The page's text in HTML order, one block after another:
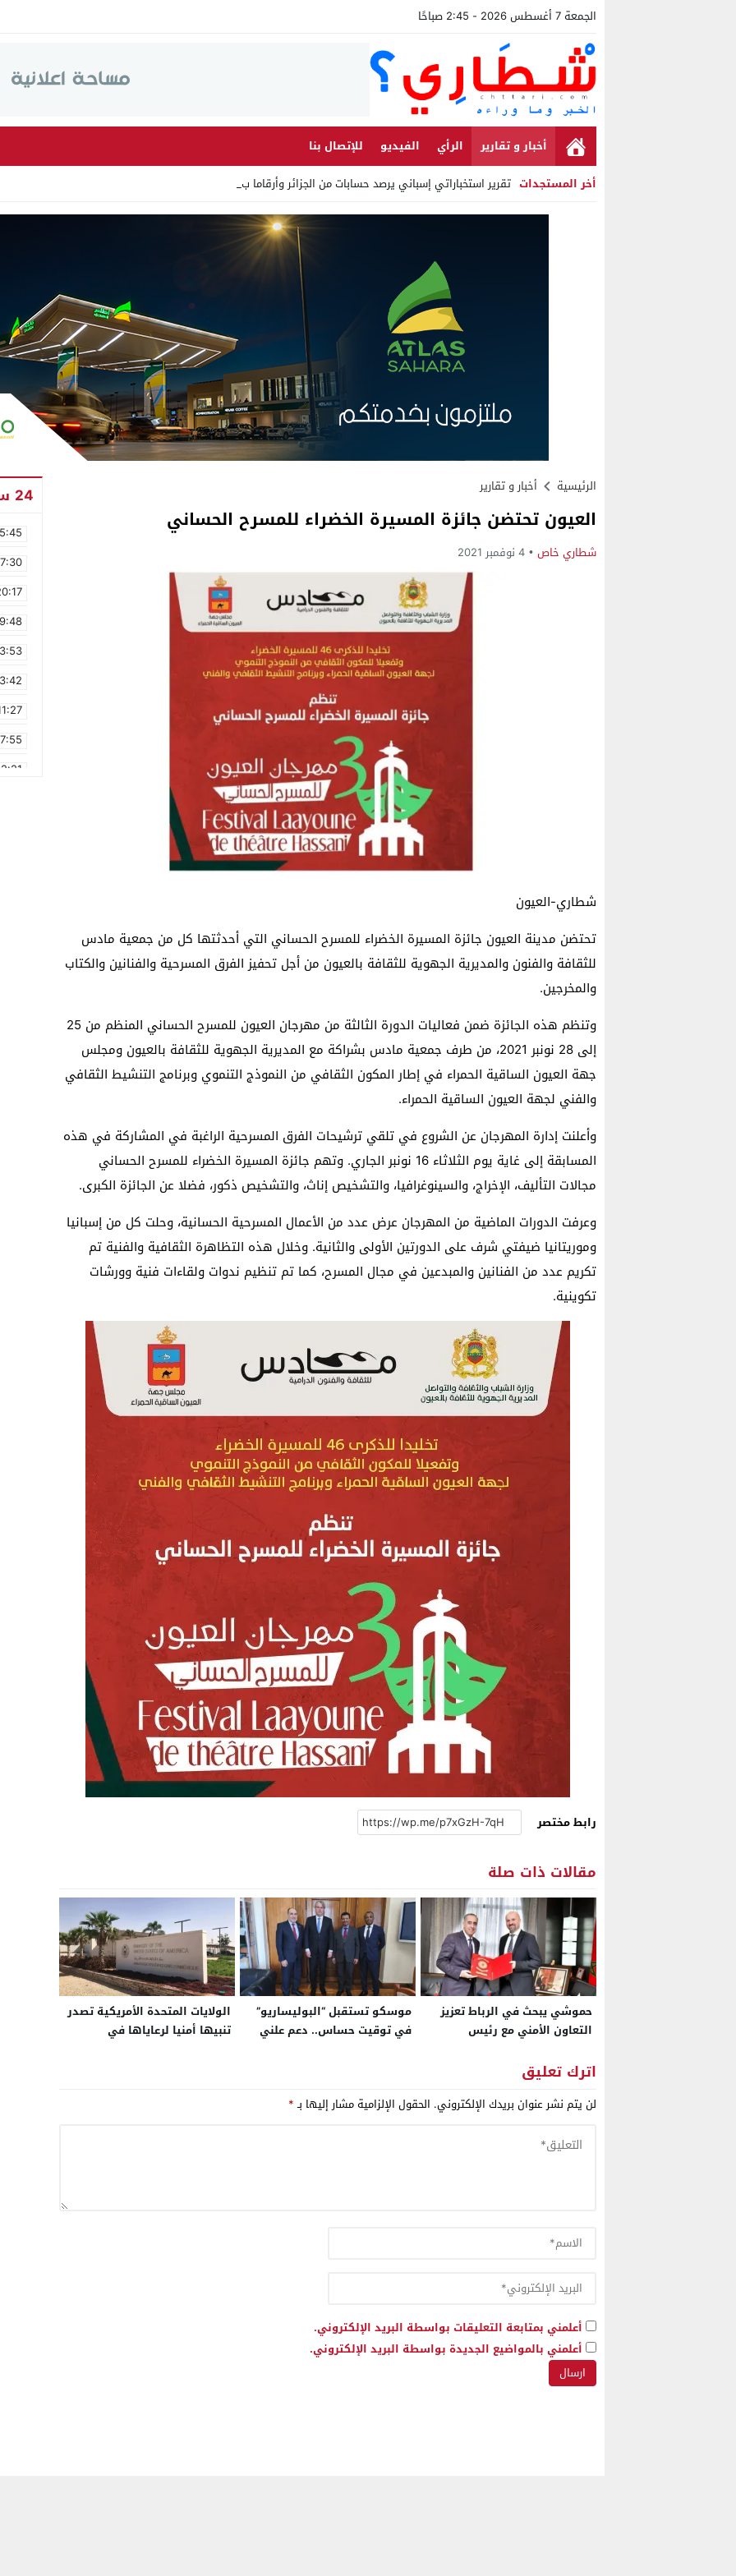
الجمعة 7 أغسطس 2026 - 2:45 صباحًا
أخبار و تقارير الرأي الفيديو
للإتصال بنا
أخر المستجدات تقرير استخباراتي إسباني يرصد حسابات من الجزائر وأرقاما بـ”213+” ضمن ح _
Stop
الرئيسية أخبار و تقارير
العيون تحتضن جائزة المسيرة الخضراء للمسرح الحساني
شطاري خاص 4 نوفمبر 2021
شطاري-العيون
تحتضن مدينة العيون جائزة المسيرة الخضراء للمسرح الحساني التي أحدثتها كل من جمعية مادس
للثقافة والفنون والمديرية الجهوية للثقافة بالعيون من أجل تحفيز الفرق المسرحية والفنانين والكتاب
والمخرجين.
وتنظم هذه الجائزة ضمن فعاليات الدورة الثالثة من مهرجان العيون للمسرح الحساني المنظم من 25
إلى 28 نونبر 2021، من طرف جمعية مادس بشراكة مع المديرية الجهوية للثقافة بالعيون ومجلس
جهة العيون الساقية الحمراء في إطار المكون الثقافي من النموذج التنموي وبرنامج التنشيط الثقافي
والفني لجهة العيون الساقية الحمراء.
وأعلنت إدارة المهرجان عن الشروع في تلقي ترشيحات الفرق المسرحية الراغبة في المشاركة في هذه
المسابقة إلى غاية يوم الثلاثاء 16 نونبر الجاري. وتهم جائزة المسيرة الخضراء للمسرح الحساني
مجالات التأليف، الإخراج، والسينوغرافيا، والتشخيص إناث، والتشخيص ذكور، فضلا عن الجائزة الكبرى.
وعرفت الدورات الماضية من المهرجان عرض عدد من الأعمال المسرحية الحسانية، وحلت كل من إسبانيا
وموريتانيا ضيفتي شرف على الدورتين الأولى والثانية. وخلال هذه التظاهرة الثقافية والفنية تم
تكريم عدد من الفنانين والمبدعين في مجال المسرح، كما تم تنظيم ندوات ولقاءات فنية وورشات
تكوينية.
رابط مختصر
مقالات ذات صلة
حموشي يبحث في الرباط تعزيز
التعاون الأمني مع رئيس
الجريمة المنظمة والإرهاب
موسكو تستقبل “البوليساريو”
في توقيت حساس.. دعم علني
لحكم الذاتي المغربي؟
الولايات المتحدة الأمريكية تصدر
تنبيها أمنيا لرعاياها في
اترك تعليق
لن يتم نشر عنوان بريدك الإلكتروني. الحقول الإلزامية مشار إليها بـ*
أعلمني بمتابعة التعليقات بواسطة البريد الإلكتروني.
أعلمني بالمواضيع الجديدة بواسطة البريد الإلكتروني.
24 ساعة